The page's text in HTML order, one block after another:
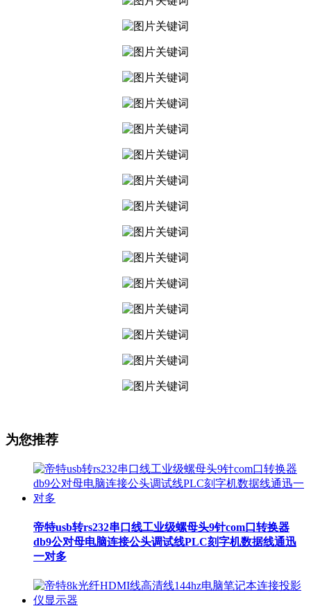
为您推荐
帝特usb转rs232串口线工业级螺母头9针com口转换器
db9公对母电脑连接公头调试线PLC刻字机数据线通迅
一对多